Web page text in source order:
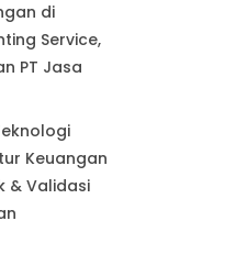
di
Service,
PT Jasa
Keuangan
& Validasi